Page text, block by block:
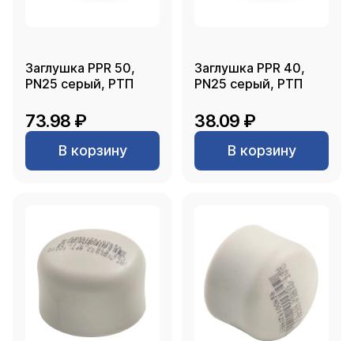
Заглушка PPR 50,
PN25 серый, РТП
73.98 ₽
В корзину
Заглушка PPR 40,
PN25 серый, РТП
38.09 ₽
В корзину